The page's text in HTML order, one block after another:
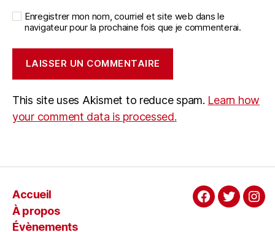
Enregistrer mon nom, courriel et site web dans le
navigateur pour la prochaine fois que je commenterai.
This site uses Akismet to reduce spam. Learn how
your comment data is processed.
Accueil
À propos
Évènements
Facebook
Twitter